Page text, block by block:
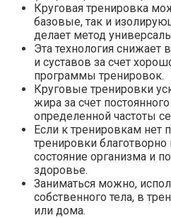
Круговая тренировка
базовые, так и
делает метод
Эта технология снижает
и суставов за счет
программы тренировок.
Круговые тренировки
жира за счет
определенной частоты
Если к тренировкам нет
тренировки
состояние организма и
здоровье.
Заниматься можно,
собственного тела, в
или дома.